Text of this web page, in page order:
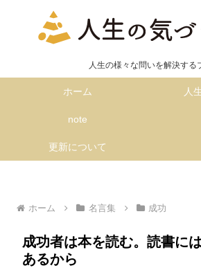
人生の様々な問いを解決する
ホーム 人
note
更新について
ホーム 名言集 成功
成功者は本を読む。読書に
あるから